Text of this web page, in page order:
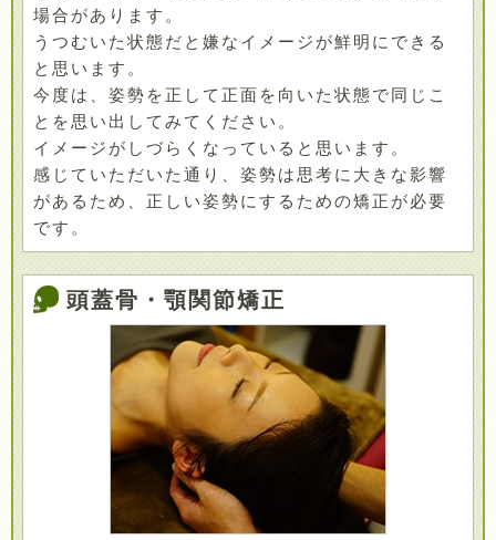
場合があります。
うつむいた状態だと嫌なイメージが鮮明にできる
と思います。
今度は、姿勢を正して正面を向いた状態で同じこ
とを思い出してみてください。
イメージがしづらくなっていると思います。
感じていただいた通り、姿勢は思考に大きな影響
があるため、正しい姿勢にするための矯正が必要
です。
頭蓋骨・顎関節矯正